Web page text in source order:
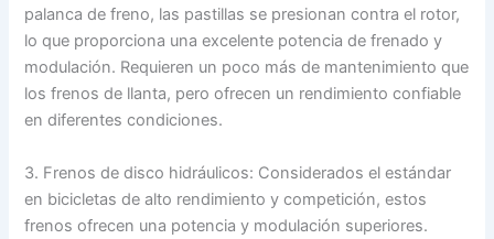
palanca de freno, las pastillas se presionan contra el rotor,
lo que proporciona una excelente potencia de frenado y
modulación. Requieren un poco más de mantenimiento que
los frenos de llanta, pero ofrecen un rendimiento confiable
en diferentes condiciones.
3. Frenos de disco hidráulicos: Considerados el estándar
en bicicletas de alto rendimiento y competición, estos
frenos ofrecen una potencia y modulación superiores.